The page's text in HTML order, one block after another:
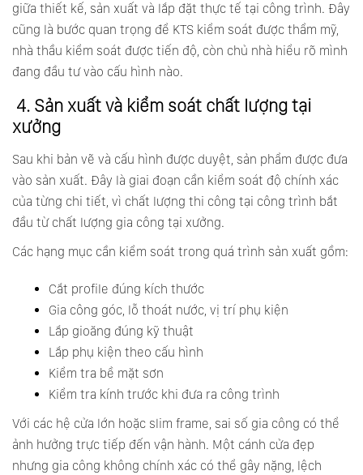
giữa thiết kế, sản xuất và lắp đặt thực tế tại công trình. Đây
cũng là bước quan trọng để KTS kiểm soát được thẩm mỹ,
nhà thầu kiểm soát được tiến độ, còn chủ nhà hiểu rõ mình
đang đầu tư vào cấu hình nào.
4. Sản xuất và kiểm soát chất lượng tại
xưởng
Sau khi bản vẽ và cấu hình được duyệt, sản phẩm được đưa
vào sản xuất. Đây là giai đoạn cần kiểm soát độ chính xác
của từng chi tiết, vì chất lượng thi công tại công trình bắt
đầu từ chất lượng gia công tại xưởng.
Các hạng mục cần kiểm soát trong quá trình sản xuất gồm:
Cắt profile đúng kích thước
Gia công góc, lỗ thoát nước, vị trí phụ kiện
Lắp gioăng đúng kỹ thuật
Lắp phụ kiện theo cấu hình
Kiểm tra bề mặt sơn
Kiểm tra kính trước khi đưa ra công trình
Với các hệ cửa lớn hoặc slim frame, sai số gia công có thể
ảnh hưởng trực tiếp đến vận hành. Một cánh cửa đẹp
nhưng gia công không chính xác có thể gây nặng, lệch